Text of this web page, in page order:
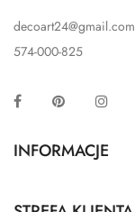
decoart24@gmail.com
574-000-825
Facebook Pinterest
INFORMACJE